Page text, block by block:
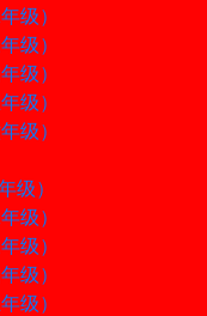
级）
级）
级）
级）
级）
级）
级）
级）
级）
级）